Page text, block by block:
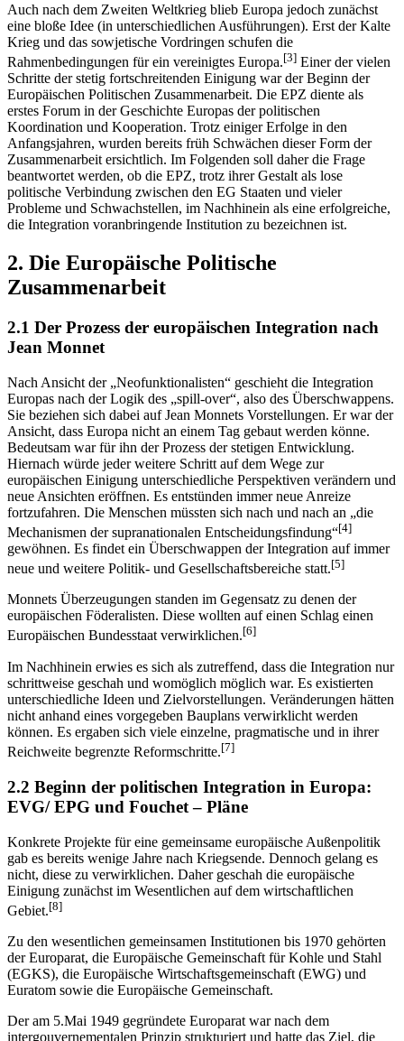
Auch nach dem Zweiten Weltkrieg blieb Europa jedoch zunächst
eine bloße Idee (in unterschiedlichen Ausführungen). Erst der Kalte
Krieg und das sowjetische Vordringen schufen die
Rahmenbedingungen für ein vereinigtes Europa.[3] Einer der vielen
Schritte der stetig fortschreitenden Einigung war der Beginn der
Europäischen Politischen Zusammenarbeit. Die EPZ diente als
erstes Forum in der Geschichte Europas der politischen
Koordination und Kooperation. Trotz einiger Erfolge in den
Anfangsjahren, wurden bereits früh Schwächen dieser Form der
Zusammenarbeit ersichtlich. Im Folgenden soll daher die Frage
beantwortet werden, ob die EPZ, trotz ihrer Gestalt als lose
politische Verbindung zwischen den EG Staaten und vieler
Probleme und Schwachstellen, im Nachhinein als eine erfolgreiche,
die Integration voranbringende Institution zu bezeichnen ist.
2. Die Europäische Politische
Zusammenarbeit
2.1 Der Prozess der europäischen Integration nach
Jean Monnet
Nach Ansicht der „Neofunktionalisten“ geschieht die Integration
Europas nach der Logik des „spill-over“, also des Überschwappens.
Sie beziehen sich dabei auf Jean Monnets Vorstellungen. Er war der
Ansicht, dass Europa nicht an einem Tag gebaut werden könne.
Bedeutsam war für ihn der Prozess der stetigen Entwicklung.
Hiernach würde jeder weitere Schritt auf dem Wege zur
europäischen Einigung unterschiedliche Perspektiven verändern und
neue Ansichten eröffnen. Es entstünden immer neue Anreize
fortzufahren. Die Menschen müssten sich nach und nach an „die
Mechanismen der supranationalen Entscheidungsfindung“[4]
gewöhnen. Es findet ein Überschwappen der Integration auf immer
neue und weitere Politik- und Gesellschaftsbereiche statt.[5]
Monnets Überzeugungen standen im Gegensatz zu denen der
europäischen Föderalisten. Diese wollten auf einen Schlag einen
Europäischen Bundesstaat verwirklichen.[6]
Im Nachhinein erwies es sich als zutreffend, dass die Integration nur
schrittweise geschah und womöglich möglich war. Es existierten
unterschiedliche Ideen und Zielvorstellungen. Veränderungen hätten
nicht anhand eines vorgegeben Bauplans verwirklicht werden
können. Es ergaben sich viele einzelne, pragmatische und in ihrer
Reichweite begrenzte Reformschritte.[7]
2.2 Beginn der politischen Integration in Europa:
EVG/ EPG und Fouchet – Pläne
Konkrete Projekte für eine gemeinsame europäische Außenpolitik
gab es bereits wenige Jahre nach Kriegsende. Dennoch gelang es
nicht, diese zu verwirklichen. Daher geschah die europäische
Einigung zunächst im Wesentlichen auf dem wirtschaftlichen
Gebiet.[8]
Zu den wesentlichen gemeinsamen Institutionen bis 1970 gehörten
der Europarat, die Europäische Gemeinschaft für Kohle und Stahl
(EGKS), die Europäische Wirtschaftsgemeinschaft (EWG) und
Euratom sowie die Europäische Gemeinschaft.
Der am 5.Mai 1949 gegründete Europarat war nach dem
intergouvernementalen Prinzip strukturiert und hatte das Ziel, die